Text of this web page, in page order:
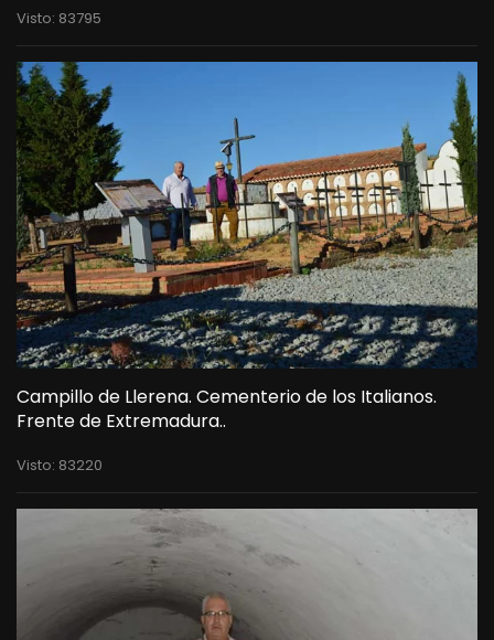
Visto: 83795
Campillo de Llerena. Cementerio de los Italianos.
Frente de Extremadura..
Visto: 83220